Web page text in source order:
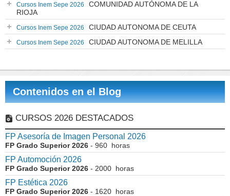
Cursos Inem Sepe 2026
COMUNIDAD AUTÓNOMA DE LA
RIOJA
Cursos Inem Sepe 2026 CIUDAD AUTONOMA DE CEUTA
Cursos Inem Sepe 2026 CIUDAD AUTONOMA DE MELILLA
Contenidos en el Blog
CURSOS 2026 DESTACADOS
FP Asesoría de Imagen Personal 2026
FP Grado Superior 2026 - 960 horas
FP Automoción 2026
FP Grado Superior 2026 - 2000 horas
FP Estética 2026
FP Grado Superior 2026 - 1620 horas